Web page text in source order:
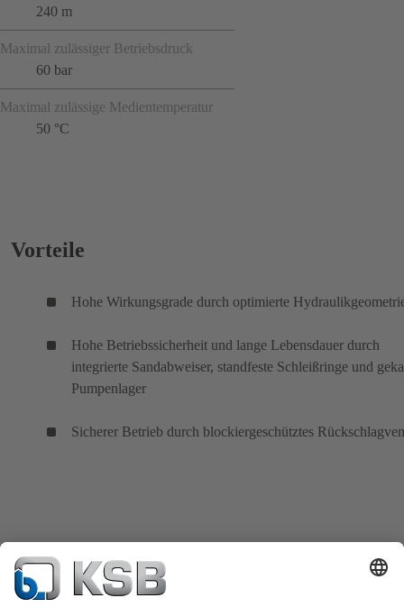
240 m
Maximal zulässiger Betriebsdruck
60 bar
Maximal zulässige Medientemperatur
50 °C
Vorteile
Hohe Wirkungsgrade durch optimierte
Hohe Betriebssicherheit und lange Lebensdauer durch
integrierte Sandabweiser, standfeste Schleißringe und
Pumpenlager
Sicherer Betrieb durch blockiergeschütztes